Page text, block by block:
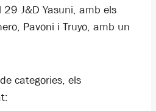
29 J&D Yasuni, amb els
Pavoni i Truyo, amb un
categories, els